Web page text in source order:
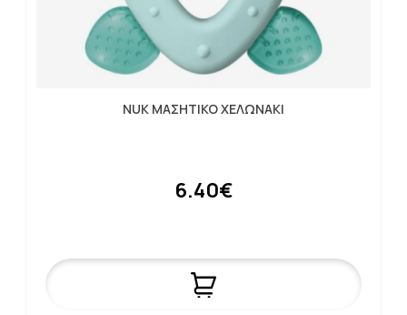
NUK ΜΑΣΗΤΙΚΟ ΧΕΛΩΝΑΚΙ
6.40€